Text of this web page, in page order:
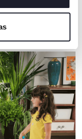
está a
o